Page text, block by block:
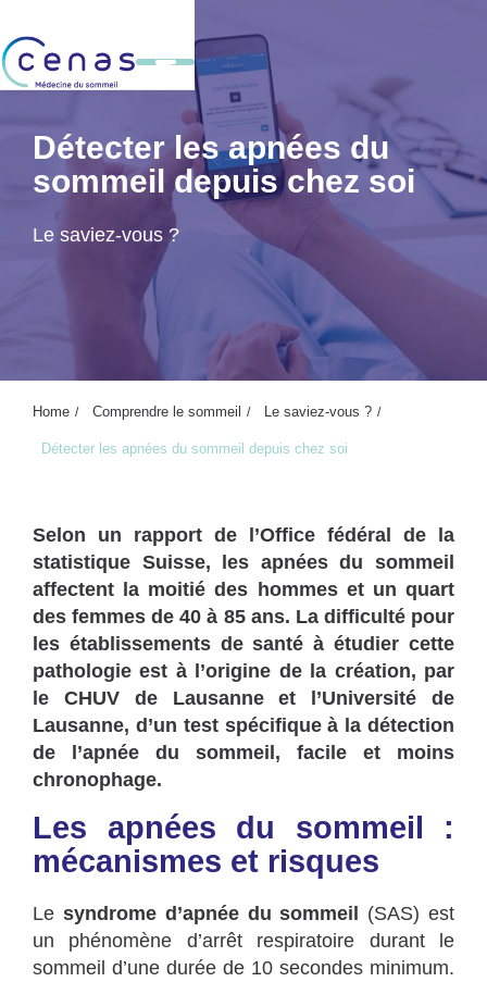
Détecter les apnées du
sommeil depuis chez soi
Le saviez-vous ?
Home Comprendre le sommeil Le saviez-vous ?
Détecter les apnées du sommeil depuis chez soi
Selon un rapport de l’Office fédéral de la
statistique Suisse, les apnées du sommeil
affectent la moitié des hommes et un quart
des femmes de 40 à 85 ans. La difficulté pour
les établissements de santé à étudier cette
pathologie est à l’origine de la création, par
le CHUV de Lausanne et l’Université de
Lausanne, d’un test spécifique à la détection
de l’apnée du sommeil, facile et moins
chronophage.
Les apnées du sommeil :
mécanismes et risques
Le syndrome d’apnée du sommeil
(SAS) est
un phénomène d’arrêt respiratoire durant le
sommeil d’une durée de 10 secondes minimum.